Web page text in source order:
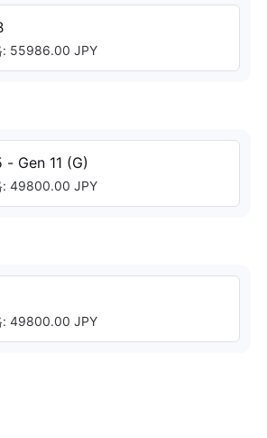
: 55986.00 JPY
- Gen 11 (G)
: 49800.00 JPY
: 49800.00 JPY